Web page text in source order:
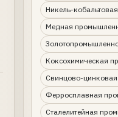
Никель-
Медная
Коксохимическая
Свинцово-
Ферросплавная
Сталелитейная